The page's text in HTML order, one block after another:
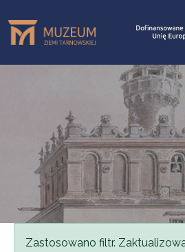
Komunikat
Zastosowano filtr.